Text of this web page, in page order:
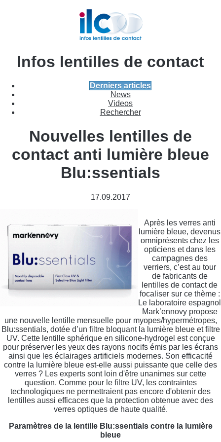
Infos lentilles de contact
Derniers articles
News
Videos
Rechercher
Nouvelles lentilles de
contact anti lumière bleue
Blu:ssentials
17.09.2017
Après les verres anti
lumière bleue, devenus
omniprésents chez les
opticiens et dans les
campagnes des
verriers, c’est au tour
de fabricants de
lentilles de contact de
focaliser sur ce thème :
Le laboratoire espagnol
Mark’ennovy propose
une nouvelle lentille mensuelle pour myopes/hypermétropes,
Blu:ssentials, dotée d’un filtre bloquant la lumière bleue et filtre
UV. Cette lentille sphérique en silicone-hydrogel est conçue
pour préserver les yeux des rayons nocifs émis par les écrans
ainsi que les éclairages artificiels modernes. Son efficacité
contre la lumière bleue est-elle aussi puissante que celle des
verres ? Les experts sont loin d'être unanimes sur cette
question. Comme pour le filtre UV, les contraintes
technologiques ne permettraient pas encore d'obtenir des
lentilles aussi efficaces que la protection obtenue avec des
verres optiques de haute qualité.
Paramètres de la lentille Blu:ssentials contre la lumière
bleue